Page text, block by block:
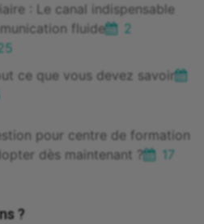
: Le canal indispensable
fluide
2
ce que vous devez savoir
pour centre de formation
dès maintenant ?
17
?